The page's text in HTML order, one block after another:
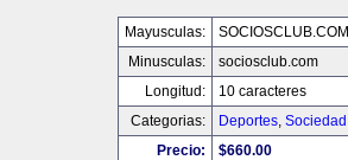
Mayusculas:
SOCIOSCLUB.COM
Minusculas:
sociosclub.com
Longitud:
10 caracteres
Categorias:
Deportes, Sociedad
Precio:
$660.00